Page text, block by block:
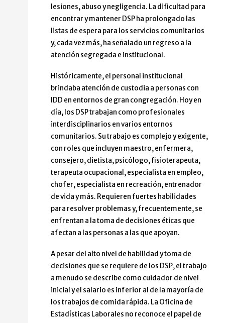
lesiones, abuso y negligencia. La dificultad para
encontrar y mantener DSP ha prolongado las
listas de espera para los servicios comunitarios
y, cada vez más, ha señalado un regreso a la
atención segregada e institucional.
Históricamente, el personal institucional
brindaba atención de custodia a personas con
IDD en entornos de gran congregación. Hoy en
día, los DSP trabajan como profesionales
interdisciplinarios en varios entornos
comunitarios. Su trabajo es complejo y exigente,
con roles que incluyen maestro, enfermera,
consejero, dietista, psicólogo, fisioterapeuta,
terapeuta ocupacional, especialista en empleo,
chofer, especialista en recreación, entrenador
de vida y más. Requieren fuertes habilidades
para resolver problemas y, frecuentemente, se
enfrentan a la toma de decisiones éticas que
afectan a las personas a las que apoyan.
A pesar del alto nivel de habilidad y toma de
decisiones que se requiere de los DSP, el trabajo
a menudo se describe como cuidador de nivel
inicial y el salario es inferior al de la mayoría de
los trabajos de comida rápida. La Oficina de
Estadísticas Laborales no reconoce el papel de